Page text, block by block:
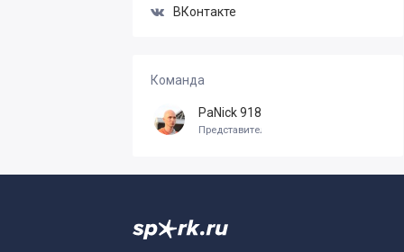
ВКонтакте
Команда
PaNick 918
Представитель